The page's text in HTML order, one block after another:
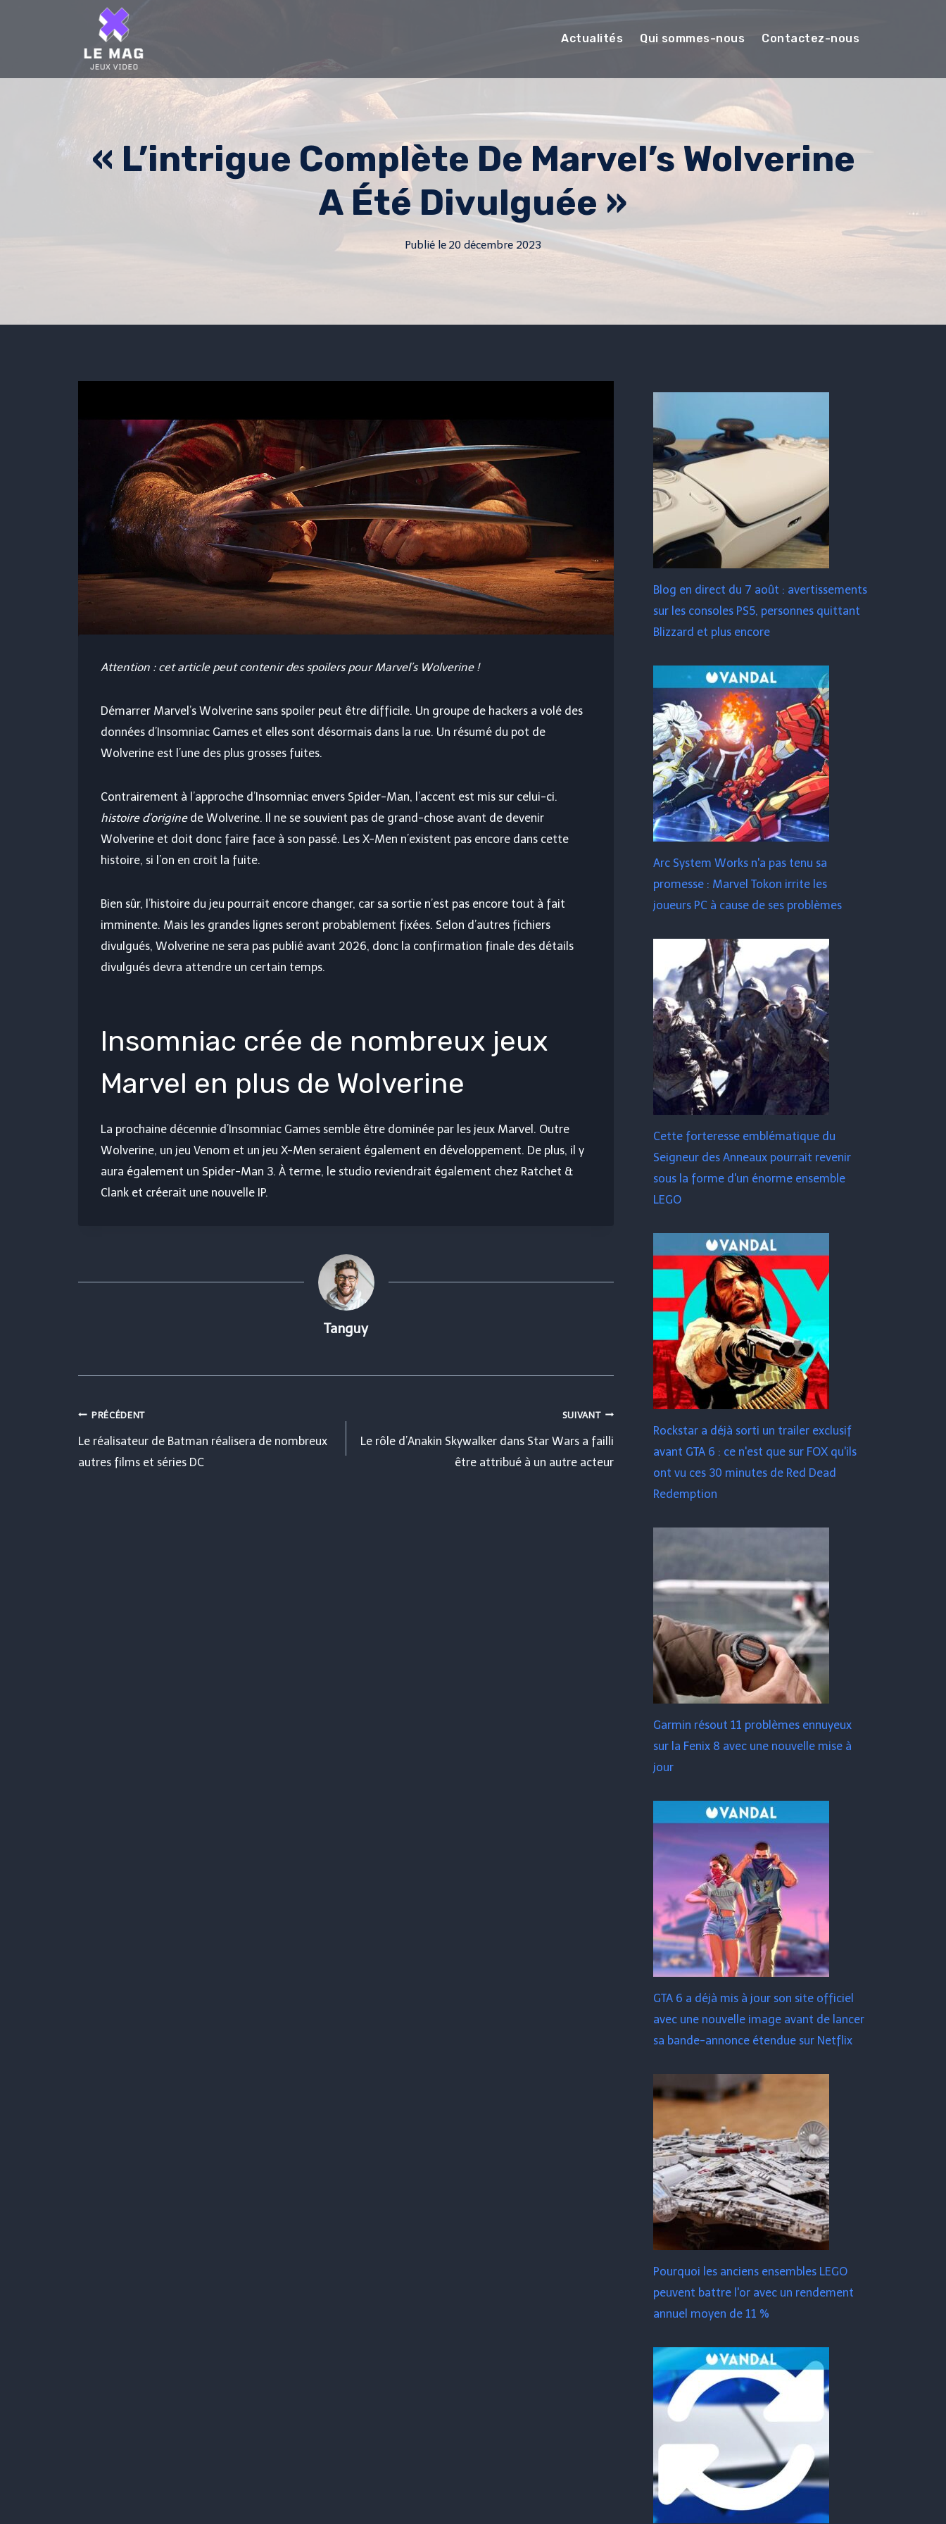
Actualités Qui sommes-nous Contactez-nous
« L’intrigue Complète De Marvel’s Wolverine
A Été Divulguée »
Publié le 20 décembre 2023
Attention : cet article peut contenir des spoilers pour Marvel’s Wolverine !
Démarrer Marvel’s Wolverine sans spoiler peut être difficile. Un groupe de hackers a volé des
données d’Insomniac Games et elles sont désormais dans la rue. Un résumé du pot de
Wolverine est l’une des plus grosses fuites.
Contrairement à l’approche d’Insomniac envers Spider-Man, l’accent est mis sur celui-ci.
histoire d’originede Wolverine. Il ne se souvient pas de grand-chose avant de devenir
Wolverine et doit donc faire face à son passé. Les X-Men n’existent pas encore dans cette
histoire, si l’on en croit la fuite.
Bien sûr, l’histoire du jeu pourrait encore changer, car sa sortie n’est pas encore tout à fait
imminente. Mais les grandes lignes seront probablement fixées. Selon d’autres fichiers
divulgués, Wolverine ne sera pas publié avant 2026, donc la confirmation finale des détails
divulgués devra attendre un certain temps.
Insomniac crée de nombreux jeux
Marvel en plus de Wolverine
La prochaine décennie d’Insomniac Games semble être dominée par les jeux Marvel. Outre
Wolverine, un jeu Venom et un jeu X-Men seraient également en développement. De plus, il y
aura également un Spider-Man 3. À terme, le studio reviendrait également chez Ratchet &
Clank et créerait une nouvelle IP.
Tanguy
Navigation
de
PRÉCÉDENT
Le réalisateur de Batman réalisera de nombreux
autres films et séries DC
SUIVANT
Le rôle d’Anakin Skywalker dans Star Wars a failli
être attribué à un autre acteur
Blog en direct du 7 août : avertissements
sur les consoles PS5, personnes quittant
Blizzard et plus encore
Arc System Works n'a pas tenu sa
promesse : Marvel Tokon irrite les
joueurs PC à cause de ses problèmes
Cette forteresse emblématique du
Seigneur des Anneaux pourrait revenir
sous la forme d'un énorme ensemble
LEGO
Rockstar a déjà sorti un trailer exclusif
avant GTA 6 : ce n'est que sur FOX qu'ils
ont vu ces 30 minutes de Red Dead
Redemption
Garmin résout 11 problèmes ennuyeux
sur la Fenix ​​​​8 avec une nouvelle mise à
jour
GTA 6 a déjà mis à jour son site officiel
avec une nouvelle image avant de lancer
sa bande-annonce étendue sur Netflix
Pourquoi les anciens ensembles LEGO
peuvent battre l'or avec un rendement
annuel moyen de 11 %